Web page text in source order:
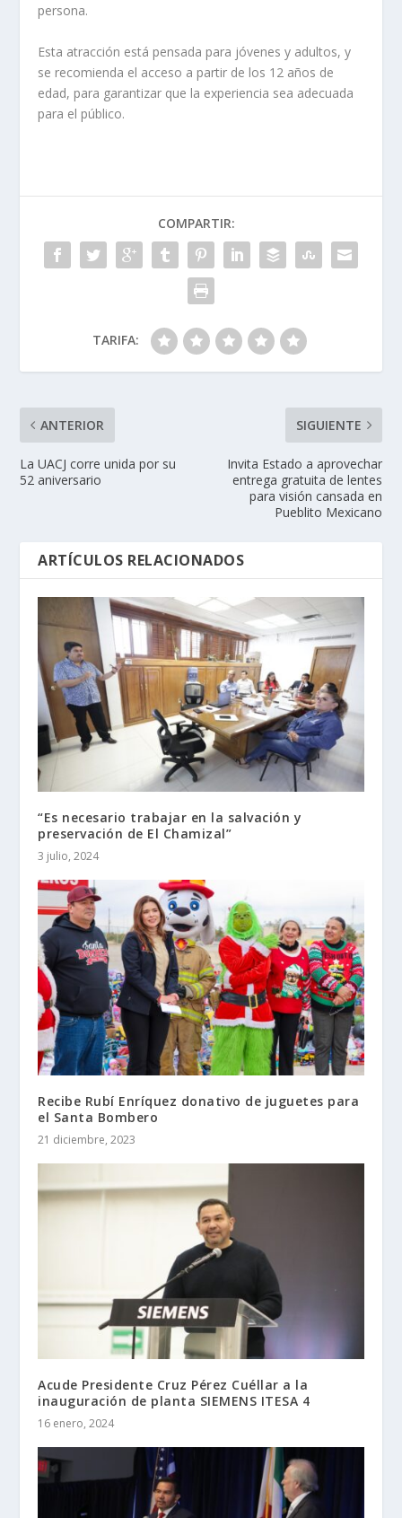
persona.
Esta atracción está pensada para jóvenes y adultos, y
se recomienda el acceso a partir de los 12 años de
edad, para garantizar que la experiencia sea adecuada
para el público.
COMPARTIR:
TARIFA:
ANTERIOR
La UACJ corre unida por su
52 aniversario
SIGUIENTE
Invita Estado a aprovechar
entrega gratuita de lentes
para visión cansada en
Pueblito Mexicano
ARTÍCULOS RELACIONADOS
“Es necesario trabajar en la salvación y
preservación de El Chamizal”
3 julio, 2024
Recibe Rubí Enríquez donativo de juguetes para
el Santa Bombero
21 diciembre, 2023
Acude Presidente Cruz Pérez Cuéllar a la
inauguración de planta SIEMENS ITESA 4
16 enero, 2024